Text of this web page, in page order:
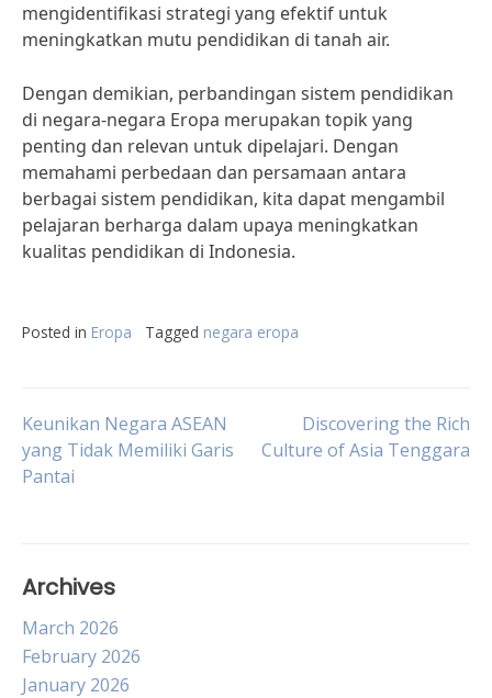
mengidentifikasi strategi yang efektif untuk
meningkatkan mutu pendidikan di tanah air.
Dengan demikian, perbandingan sistem pendidikan
di negara-negara Eropa merupakan topik yang
penting dan relevan untuk dipelajari. Dengan
memahami perbedaan dan persamaan antara
berbagai sistem pendidikan, kita dapat mengambil
pelajaran berharga dalam upaya meningkatkan
kualitas pendidikan di Indonesia.
Posted in Eropa Tagged negara eropa
Post
navigation
Keunikan Negara ASEAN
yang Tidak Memiliki Garis
Pantai
Discovering the Rich
Culture of Asia Tenggara
Archives
March 2026
February 2026
January 2026